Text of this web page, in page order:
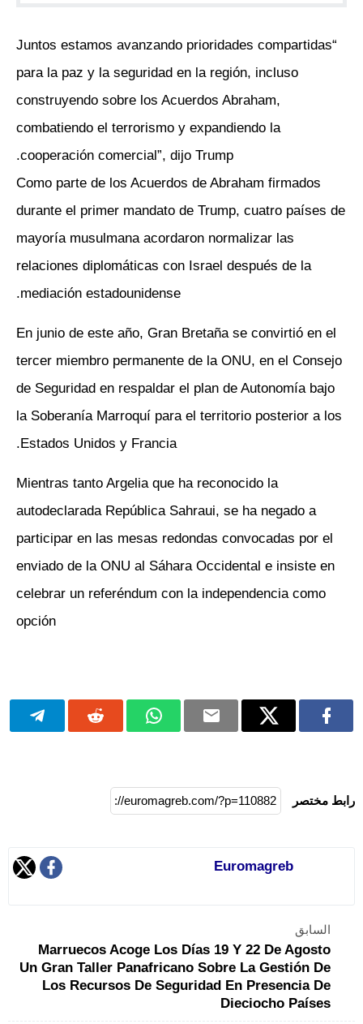
“Juntos estamos avanzando prioridades compartidas
para la paz y la seguridad en la región, incluso
construyendo sobre los Acuerdos Abraham,
combatiendo el terrorismo y expandiendo la
cooperación comercial”, dijo Trump.
Como parte de los Acuerdos de Abraham firmados
durante el primer mandato de Trump, cuatro países de
mayoría musulmana acordaron normalizar las
relaciones diplomáticas con Israel después de la
mediación estadounidense.
En junio de este año, Gran Bretaña se convirtió en el
tercer miembro permanente de la ONU, en el Consejo
de Seguridad en respaldar el plan de Autonomía bajo
la Soberanía Marroquí para el territorio posterior a los
Estados Unidos y Francia.
Mientras tanto Argelia que ha reconocido la
autodeclarada República Sahraui, se ha negado a
participar en las mesas redondas convocadas por el
enviado de la ONU al Sáhara Occidental e insiste en
celebrar un referéndum con la independencia como
opción
رابط مختصر
Euromagreb
السابق
Marruecos Acoge Los Días 19 Y 22 De Agosto
Un Gran Taller Panafricano Sobre La Gestión De
Los Recursos De Seguridad En Presencia De
Dieciocho Países